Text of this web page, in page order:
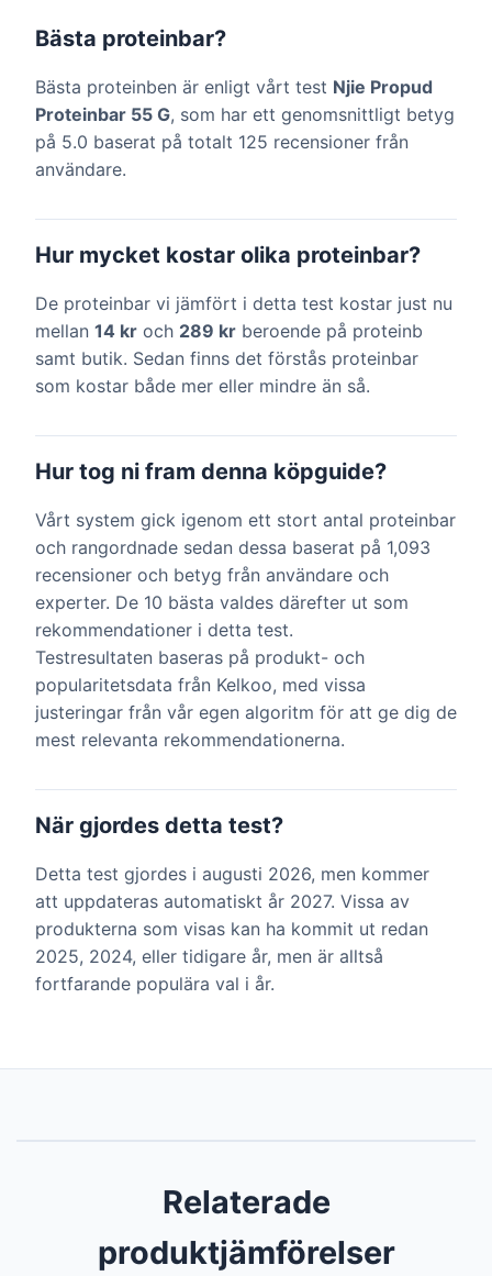
Bästa proteinbar?
Bästa proteinben är enligt vårt test Njie Propud
Proteinbar 55 G, som har ett genomsnittligt betyg
på 5.0 baserat på totalt 125 recensioner från
användare.
Hur mycket kostar olika proteinbar?
De proteinbar vi jämfört i detta test kostar just nu
mellan 14 kr och 289 kr beroende på proteinb
samt butik. Sedan finns det förstås proteinbar
som kostar både mer eller mindre än så.
Hur tog ni fram denna köpguide?
Vårt system gick igenom ett stort antal proteinbar
och rangordnade sedan dessa baserat på 1,093
recensioner och betyg från användare och
experter. De 10 bästa valdes därefter ut som
rekommendationer i detta test.
Testresultaten baseras på produkt- och
popularitetsdata från Kelkoo, med vissa
justeringar från vår egen algoritm för att ge dig de
mest relevanta rekommendationerna.
När gjordes detta test?
Detta test gjordes i augusti 2026, men kommer
att uppdateras automatiskt år 2027. Vissa av
produkterna som visas kan ha kommit ut redan
2025, 2024, eller tidigare år, men är alltså
fortfarande populära val i år.
Relaterade
produktjämförelser